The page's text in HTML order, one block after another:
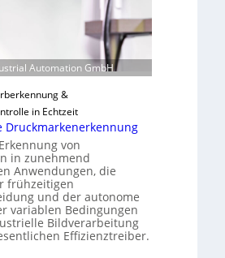
n
g
a
u
s
Automation GmbH
&
in Echtzeit
Druckmarkenerkennung
von
in zunehmend
Anwendungen, die
frühzeitigen
und der autonome
variablen Bedingungen
Bildverarbeitung
Effizienztreiber.